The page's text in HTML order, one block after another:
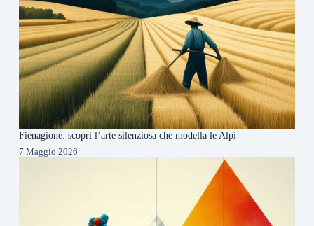
Fienagione: scopri l’arte silenziosa che modella le Alpi
7 Maggio 2026